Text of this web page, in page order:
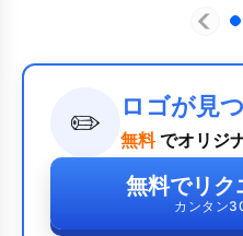
✏️ ロゴが見
無料 でオリジ
無料でリク
カンタン